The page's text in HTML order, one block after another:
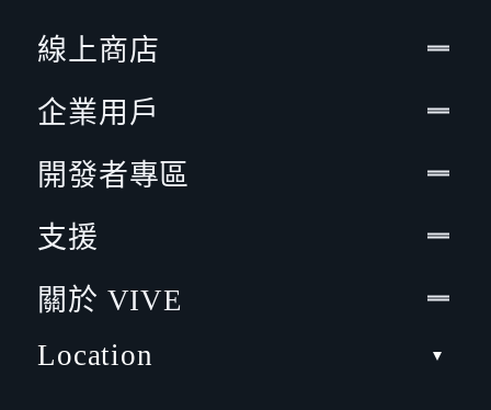
線上商店
企業用戶
開發者專區
支援
關於 VIVE
Location